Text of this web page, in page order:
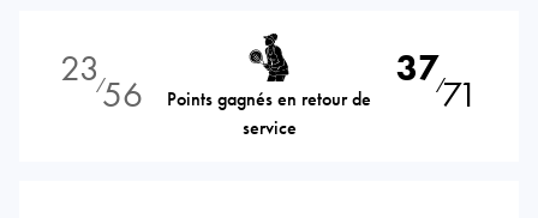
23⁄56
Points gagnés en retour de
service
37⁄71